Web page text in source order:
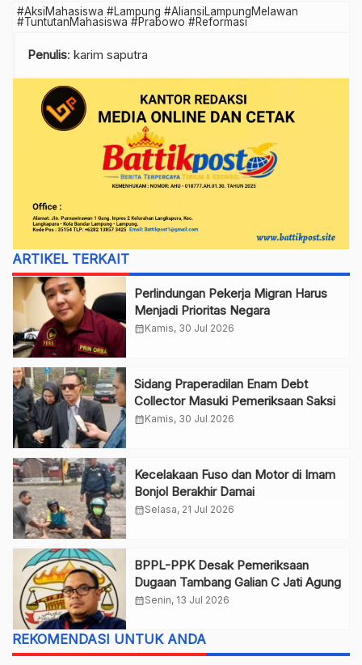
#AksiMahasiswa #Lampung #AliansiLampungMelawan
#TuntutanMahasiswa #Prabowo #Reformasi
Penulis: karim saputra
ARTIKEL TERKAIT
Perlindungan Pekerja Migran Harus
Menjadi Prioritas Negara
calendar_monthKamis, 30 Jul 2026
Sidang Praperadilan Enam Debt
Collector Masuki Pemeriksaan Saksi
calendar_monthKamis, 30 Jul 2026
Kecelakaan Fuso dan Motor di Imam
Bonjol Berakhir Damai
calendar_monthSelasa, 21 Jul 2026
BPPL-PPK Desak Pemeriksaan
Dugaan Tambang Galian C Jati Agung
calendar_monthSenin, 13 Jul 2026
REKOMENDASI UNTUK ANDA